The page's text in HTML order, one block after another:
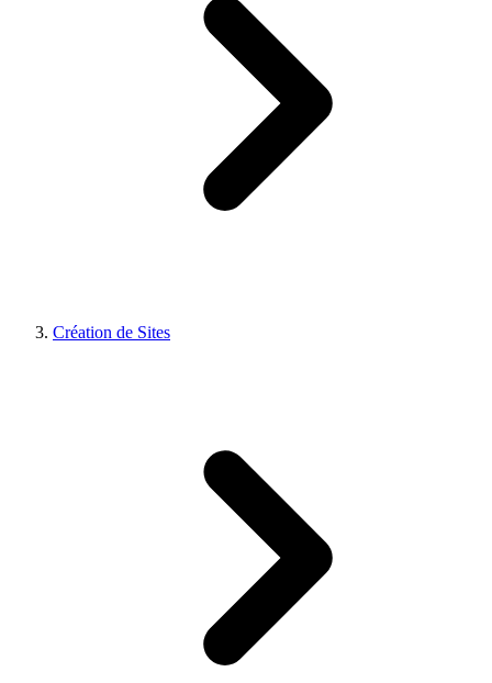
Création de Sites